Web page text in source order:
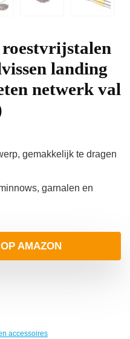
landing
netwerk val
gemakkelijk te dragen
garnalen en
AMAZON
accessoires